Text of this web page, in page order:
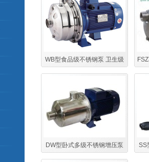
WB型食品级不锈钢泵 卫生级
自来水不锈钢增压泵 高扬程 来
DW型卧式多级不锈钢增压泵
高扬程不锈钢增压泵
SS